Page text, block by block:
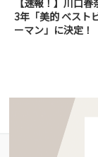
3年「美的 ベスト
ーマン」に決定！